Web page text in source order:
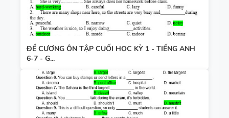
ĐỀ CƯƠNG ÔN TẬP CUỐI HỌC KỲ 1 - TIẾNG ANH
6-7 - G...